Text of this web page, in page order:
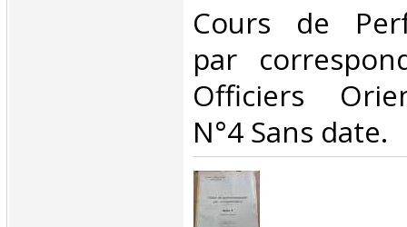
‎Cours de
par
Officiers
N°4 Sans date.‎